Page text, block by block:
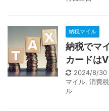
納税マイル
納税でマ
カードは
2024/8/30
マイル, 消費
ル